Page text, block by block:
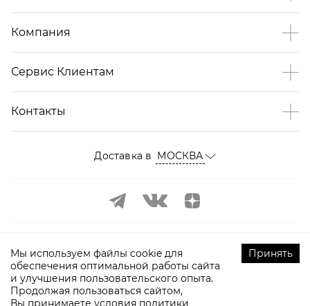
Компания
Сервис Клиентам
Контакты
Доставка в МОСКВА
© 2009-2026 ТOPTOP.RU Все права защищены
Мы используем файлы cookie для
обеспечения оптимальной работы сайта
и улучшения пользовательского опыта.
Продолжая пользоваться сайтом,
Вы принимаете условия политики
Принять